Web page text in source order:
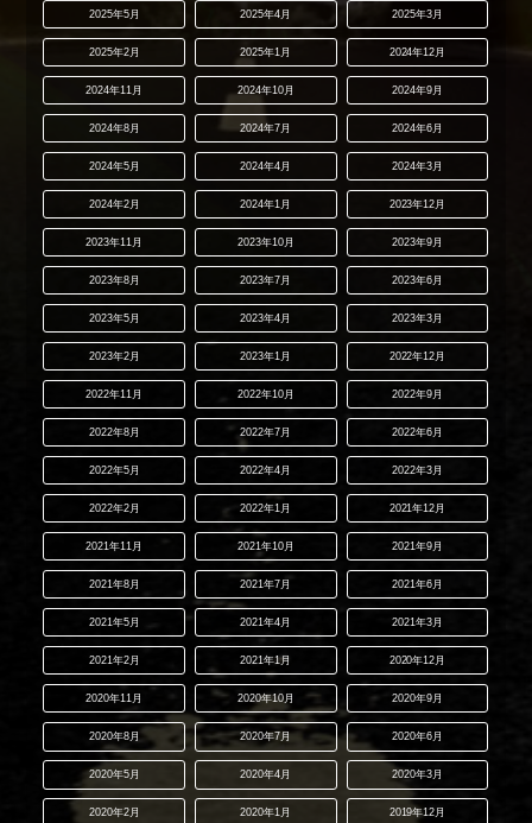
2025年5月 2025年4月 2025年3月
2025年2月 2025年1月 2024年12月
2024年11月 2024年10月 2024年9月
2024年8月 2024年7月 2024年6月
2024年5月 2024年4月 2024年3月
2024年2月 2024年1月 2023年12月
2023年11月 2023年10月 2023年9月
2023年8月 2023年7月 2023年6月
2023年5月 2023年4月 2023年3月
2023年2月 2023年1月 2022年12月
2022年11月 2022年10月 2022年9月
2022年8月 2022年7月 2022年6月
2022年5月 2022年4月 2022年3月
2022年2月 2022年1月 2021年12月
2021年11月 2021年10月 2021年9月
2021年8月 2021年7月 2021年6月
2021年5月 2021年4月 2021年3月
2021年2月 2021年1月 2020年12月
2020年11月 2020年10月 2020年9月
2020年8月 2020年7月 2020年6月
2020年5月 2020年4月 2020年3月
2020年2月 2020年1月 2019年12月